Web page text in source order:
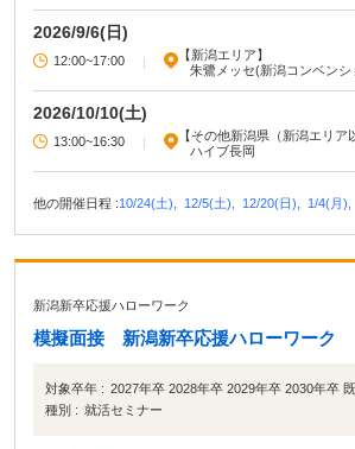
2026/9/6(日)
12:00~17:00
【新潟エリア】
朱鷺メッセ(新潟コンベンシ
2026/10/10(土)
13:00~16:30
【その他新潟県（新潟エリア
ハイブ長岡
他の開催日程 :10/24(土), 12/5(土), 12/20(日), 1/4(月),
新潟新卒応援ハローワーク
模擬面接 新潟新卒応援ハローワーク
対象卒年 : 2027年卒 2028年卒 2029年卒 2030年卒 既
種別 : 就活セミナー